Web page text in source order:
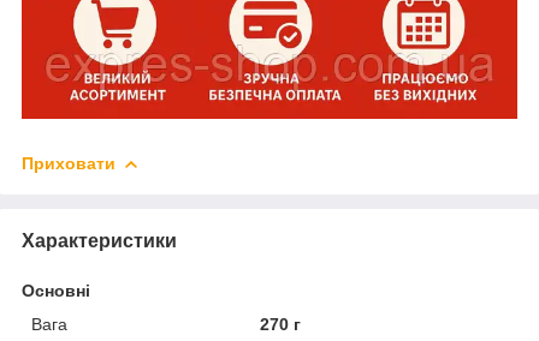
Приховати
Характеристики
Основні
Вага
270 г